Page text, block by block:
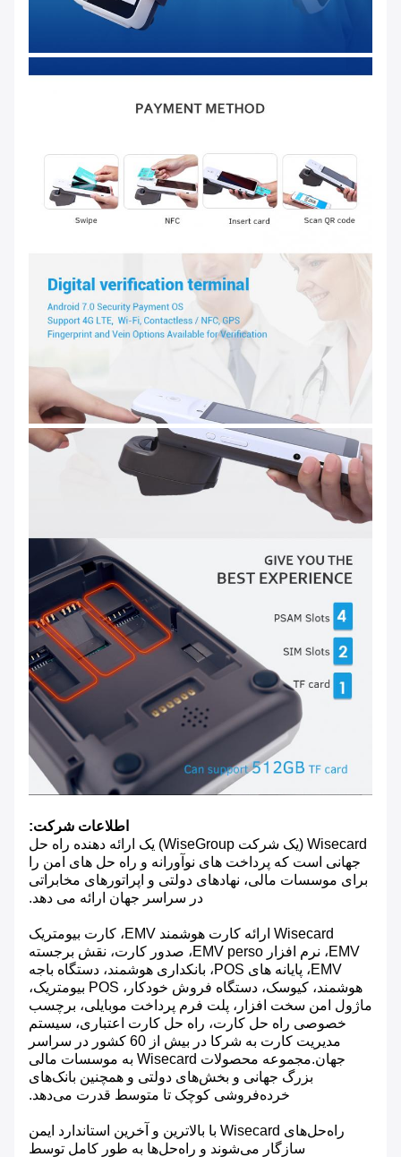
اطلاعات شرکت:
Wisecard (یک شرکت WiseGroup) یک ارائه دهنده راه حل
جهانی است که پرداخت های نوآورانه و راه حل های امن را
برای موسسات مالی، نهادهای دولتی و اپراتورهای مخابراتی
در سراسر جهان ارائه می دهد.
Wisecard ارائه کارت هوشمند EMV، کارت بیومتریک
EMV، نرم افزار EMV perso، صدور کارت، نقش برجسته
EMV، پایانه های POS، بانکداری هوشمند، دستگاه باجه
هوشمند، کیوسک، دستگاه فروش خودکار، POS بیومتریک،
ماژول امن سخت افزار، پلت فرم پرداخت موبایلی، برچسب
خصوصی راه حل کارت، راه حل کارت اعتباری، سیستم
مدیریت کارت به شرکا در بیش از 60 کشور در سراسر
جهان.مجموعه محصولات Wisecard به موسسات مالی
بزرگ جهانی و بخش‌های دولتی و همچنین بانک‌های
خرده‌فروشی کوچک تا متوسط ​​قدرت می‌دهد.
راه‌حل‌های Wisecard با بالاترین و آخرین استاندارد ایمن
سازگار می‌شوند و راه‌حل‌ها به طور کامل توسط